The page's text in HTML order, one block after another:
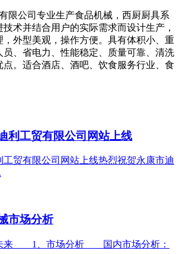
公司专业生产食品机械，西厨厨具系
术并结合用户的实际需求而设计生产，
，外型美观，操作方便。具有体积小、重
员、省电力、性能稳定、质量可靠、清洗
。适合酒店、酒吧、饮食服务行业、食
利工贸有限公司网站上线
贸有限公司网站上线热烈祝贺永康市迪
市场分析
未来 1、市场分析 国内市场分析：